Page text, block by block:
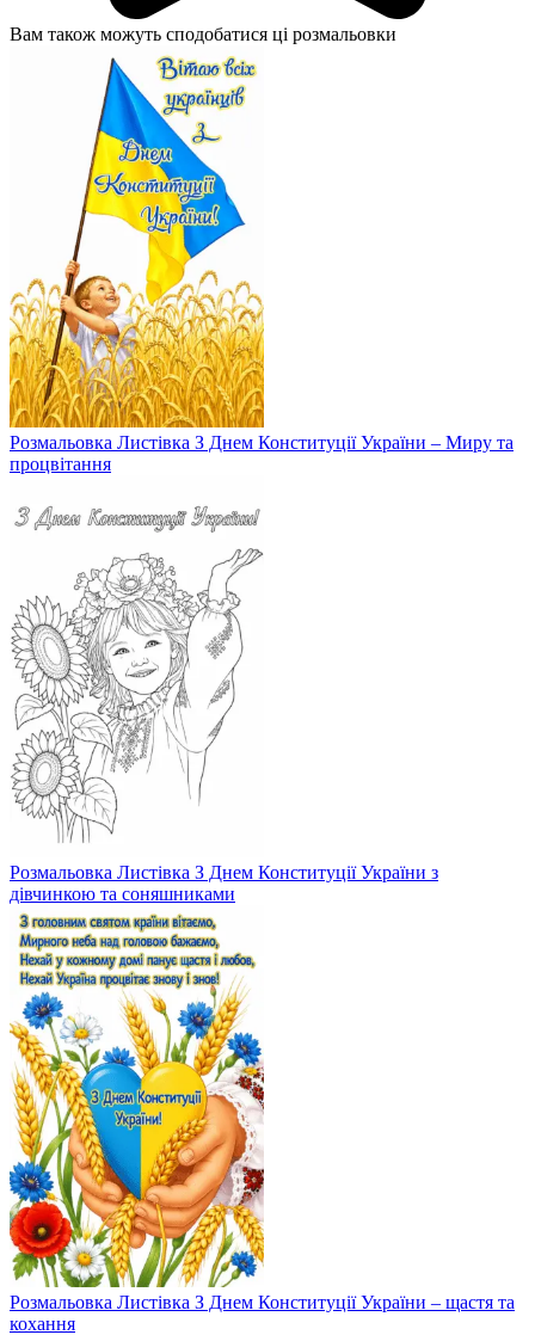
Вам також можуть сподобатися ці розмальовки
Розмальовка Листівка З Днем Конституції України – Миру та
процвітання
Розмальовка Листівка З Днем Конституції України з
дівчинкою та соняшниками
Розмальовка Листівка З Днем Конституції України – щастя та
кохання